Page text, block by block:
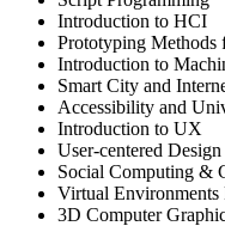
Introduction to HCI
Prototyping Methods
Introduction to
Smart City and
Accessibility and
Introduction to UX
User-centered Design
Social Computing &
Virtual Environments
3D Computer